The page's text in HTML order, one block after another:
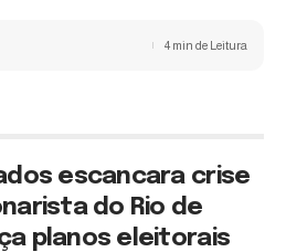
4 min de Leitura
escancara crise
do Rio de
planos eleitorais